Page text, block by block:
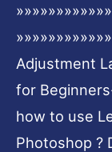
Adjustment
for
how to use
Photoshop ?